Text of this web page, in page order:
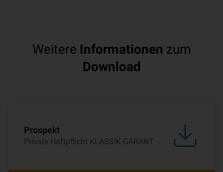
Weitere Informationen zum
Download
Prospekt
Private Haftpflicht KLASSIK-GARANT